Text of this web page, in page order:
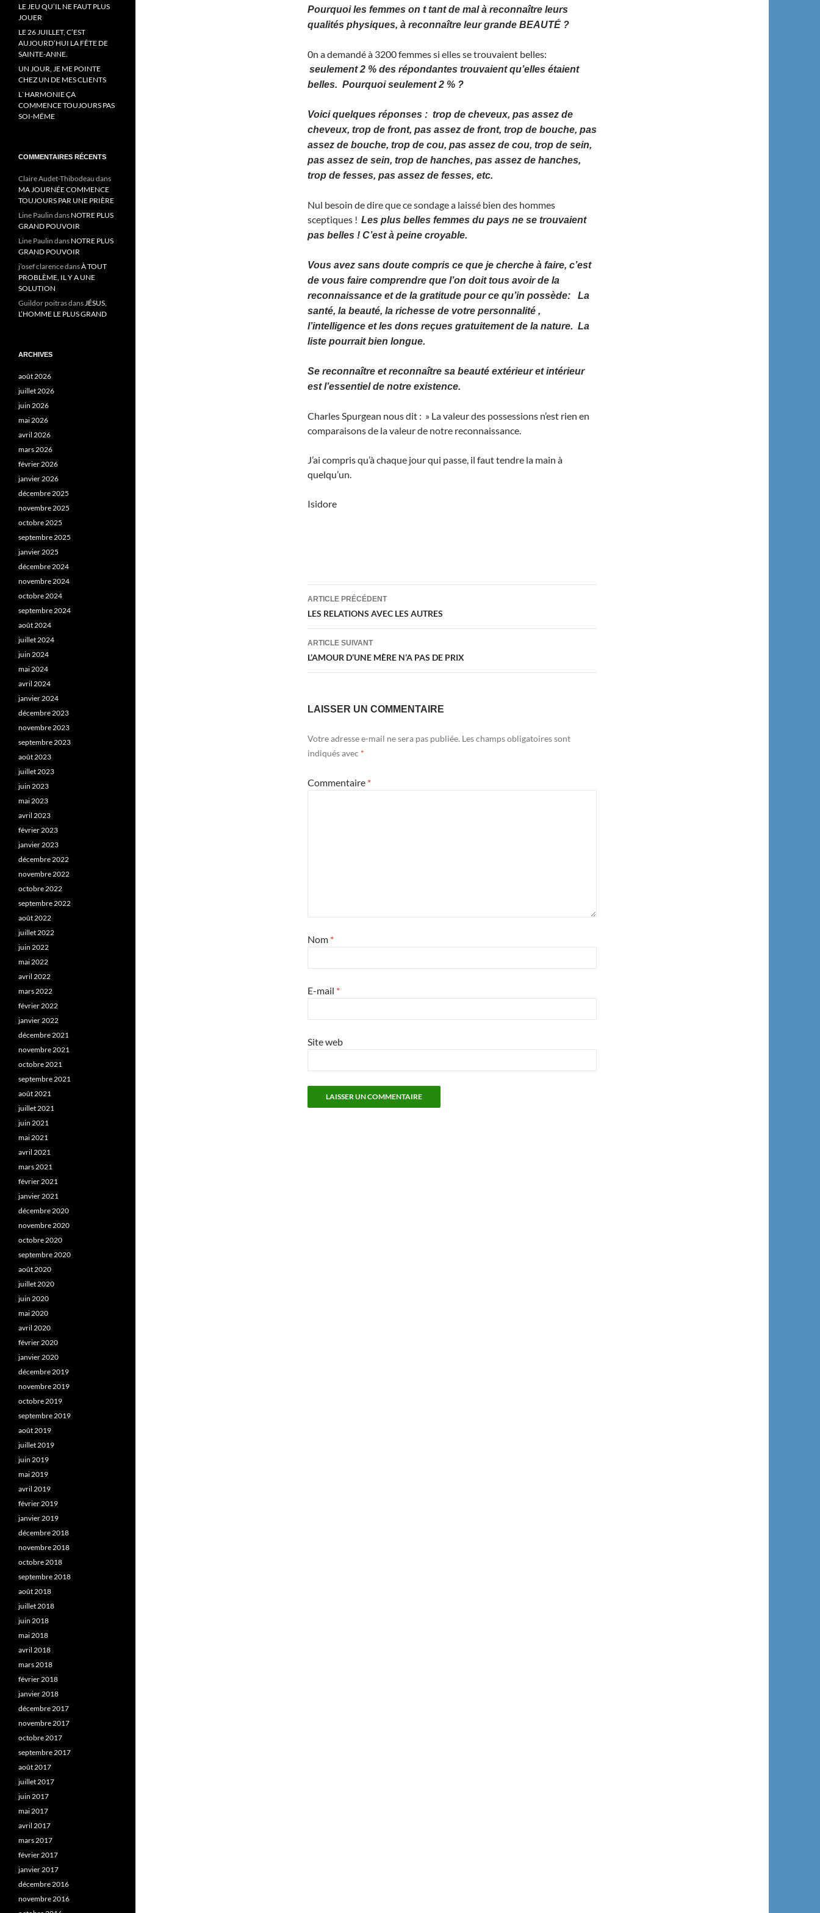
Pourquoi les femmes on t tant de mal à reconnaître leurs
qualités physiques, à reconnaître leur grande BEAUTÉ ?
0n a demandé à 3200 femmes si elles se trouvaient belles:
seulement 2 % des répondantes trouvaient qu’elles étaient
belles. Pourquoi seulement 2 % ?
Voici quelques réponses : trop de cheveux, pas assez de
cheveux, trop de front, pas assez de front, trop de bouche, pas
assez de bouche, trop de cou, pas assez de cou, trop de sein,
pas assez de sein, trop de hanches, pas assez de hanches,
trop de fesses, pas assez de fesses, etc.
Nul besoin de dire que ce sondage a laissé bien des hommes
sceptiques ! Les plus belles femmes du pays ne se trouvaient
pas belles ! C’est à peine croyable.
Vous avez sans doute compris ce que je cherche à faire, c’est
de vous faire comprendre que l’on doit tous avoir de la
reconnaissance et de la gratitude pour ce qu’in possède: La
santé, la beauté, la richesse de votre personnalité ,
l’intelligence et les dons reçues gratuitement de la nature. La
liste pourrait bien longue.
Se reconnaître et reconnaître sa beauté extérieur et intérieur
est l’essentiel de notre existence.
Charles Spurgean nous dit : » La valeur des possessions n’est rien en
comparaisons de la valeur de notre reconnaissance.
J’ai compris qu’à chaque jour qui passe, il faut tendre la main à
quelqu’un.
Isidore
Navigation
des
articles
ARTICLE PRÉCÉDENT
LES RELATIONS AVEC LES AUTRES
ARTICLE SUIVANT
L’AMOUR D’UNE MÈRE N’A PAS DE PRIX
LAISSER UN COMMENTAIRE
Votre adresse e-mail ne sera pas publiée. Les champs obligatoires sont
indiqués avec *
Commentaire *
Nom *
E-mail *
Site web
LE JEU QU’IL NE FAUT PLUS
JOUER
LE 26 JUILLET, C’EST
AUJOURD’HUI LA FÊTE DE
SAINTE-ANNE.
UN JOUR, JE ME POINTE
CHEZ UN DE MES CLIENTS
L`HARMONIE ÇA
COMMENCE TOUJOURS PAS
SOI-MÊME
COMMENTAIRES RÉCENTS
Claire Audet-Thibodeau dans
MA JOURNÉE COMMENCE
TOUJOURS PAR UNE PRIÈRE
Line Paulin dans NOTRE PLUS
GRAND POUVOIR
Line Paulin dans NOTRE PLUS
GRAND POUVOIR
j’osef clarencedansÀ TOUT
PROBLÈME, IL Y A UNE
SOLUTION
Guildor poitrasdansJÉSUS,
L’HOMME LE PLUS GRAND
ARCHIVES
août 2026
juillet 2026
juin 2026
mai 2026
avril 2026
mars 2026
février 2026
janvier 2026
décembre 2025
novembre 2025
octobre 2025
septembre 2025
janvier 2025
décembre 2024
novembre 2024
octobre 2024
septembre 2024
août 2024
juillet 2024
juin 2024
mai 2024
avril 2024
janvier 2024
décembre 2023
novembre 2023
septembre 2023
août 2023
juillet 2023
juin 2023
mai 2023
avril 2023
février 2023
janvier 2023
décembre 2022
novembre 2022
octobre 2022
septembre 2022
août 2022
juillet 2022
juin 2022
mai 2022
avril 2022
mars 2022
février 2022
janvier 2022
décembre 2021
novembre 2021
octobre 2021
septembre 2021
août 2021
juillet 2021
juin 2021
mai 2021
avril 2021
mars 2021
février 2021
janvier 2021
décembre 2020
novembre 2020
octobre 2020
septembre 2020
août 2020
juillet 2020
juin 2020
mai 2020
avril 2020
février 2020
janvier 2020
décembre 2019
novembre 2019
octobre 2019
septembre 2019
août 2019
juillet 2019
juin 2019
mai 2019
avril 2019
février 2019
janvier 2019
décembre 2018
novembre 2018
octobre 2018
septembre 2018
août 2018
juillet 2018
juin 2018
mai 2018
avril 2018
mars 2018
février 2018
janvier 2018
décembre 2017
novembre 2017
octobre 2017
septembre 2017
août 2017
juillet 2017
juin 2017
mai 2017
avril 2017
mars 2017
février 2017
janvier 2017
décembre 2016
novembre 2016